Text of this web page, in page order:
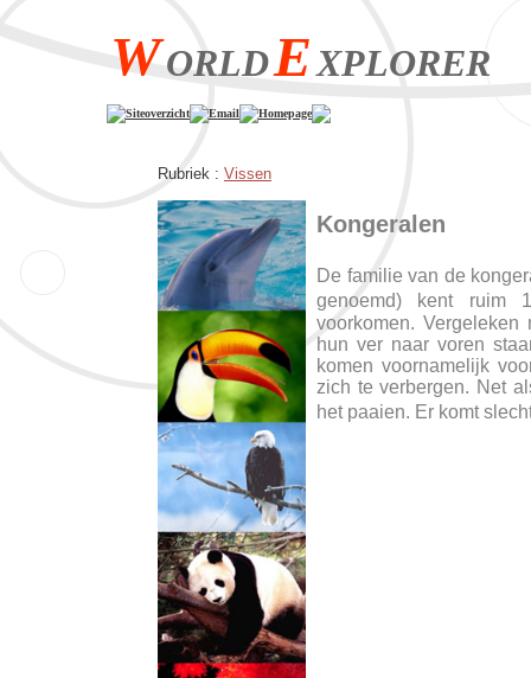
WORLDEXPLORER
Siteoverzicht Email Homepage
Rubriek : Vissen
Kongeralen
De familie van de
genoemd) kent
voorkomen.
hun ver naar voren
komen voornamelijk
zich te verbergen. Net
het paaien. Er komt